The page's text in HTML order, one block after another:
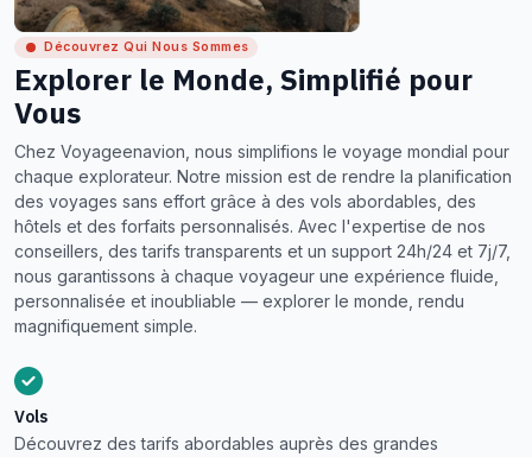
Découvrez Qui Nous Sommes
Explorer le Monde, Simplifié pour
Vous
Chez Voyageenavion, nous simplifions le voyage mondial pour
chaque explorateur. Notre mission est de rendre la planification
des voyages sans effort grâce à des vols abordables, des
hôtels et des forfaits personnalisés. Avec l'expertise de nos
conseillers, des tarifs transparents et un support 24h/24 et 7j/7,
nous garantissons à chaque voyageur une expérience fluide,
personnalisée et inoubliable — explorer le monde, rendu
magnifiquement simple.
Vols
Découvrez des tarifs abordables auprès des grandes